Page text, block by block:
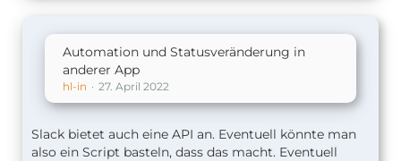
Automation und Statusveränderung in
anderer App
hl-in 27. April 2022
Slack bietet auch eine API an. Eventuell könnte man
also ein Script basteln, dass das macht. Eventuell